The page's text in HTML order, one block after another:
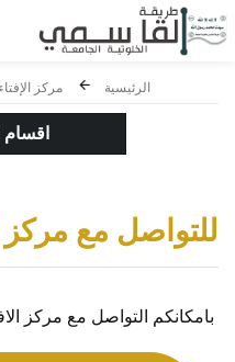
الرئيسية مركز الإفتاء
اقسام
للتواصل مع مركز
بامكانكم التواصل مع مركز